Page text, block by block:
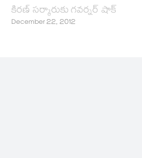
కిరణ్‌ సర్కారుకు గవర్నర్‌ షాక్‌
December 22, 2012